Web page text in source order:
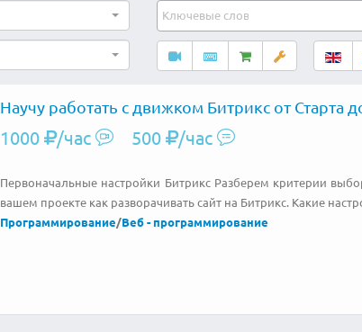
Научу работать с движком Битрикс от Старта
1000 /час 500 /час
Первоначальные настройки Битрикс Разберем критерии
вашем проекте как разворачивать сайт на Битрикс. Какие
Программирование/Веб - программирование